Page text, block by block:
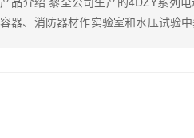
容器、消防器材作实验室和水压试验